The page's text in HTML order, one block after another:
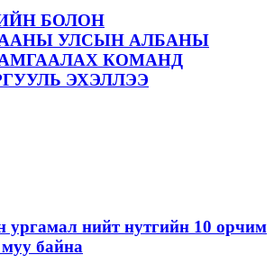
БОЛОН
УЛСЫН АЛБАНЫ
КОМАНД
ЭХЭЛЛЭЭ
ургамал нийт нутгийн 10 орчим
байна